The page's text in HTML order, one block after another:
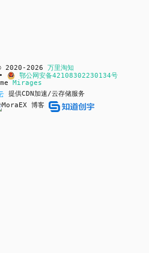
2026 万里淘知
鄂公网安备42108302230134号
Mirages
提供CDN加速/云存储服务